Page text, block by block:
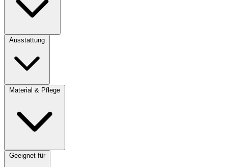
Ausstattung
Material & Pflege
Geeignet für